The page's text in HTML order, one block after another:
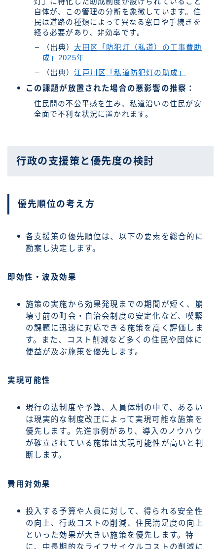
自体が、この管理の分断を象徴しています。住
民は道路の種類によって異なる窓口や手続きを
経る必要があり、非効率です。
（出典） 大田区「防犯灯（私道）の工事費助
成」2025年
（出典）江戸川区「私道防犯灯の助成」
この課題が放置された場合の悪影響の推察：
住民間の不公平感を生み、私道沿いの住民が安
全面で不利な状況に置かれます。
行政の支援策と優先度の検討
優先順位の考え方
各支援策の優先順位は、以下の要素を総合的に
勘案し決定します。
即効性・波及効果
施策の実施から効果発現までの期間が短く、崩
壊寸前の町会・自治会制度の安定化など、喫緊
の課題に迅速に対応できる施策を高く評価しま
す。また、コスト削減など多くの住民や団体に
便益が及ぶ施策を優先します。
実現可能性
現行の法制度や予算、人員体制の中で、あるい
は現実的な制度改正によって実現可能な施策を
優先します。先進事例があり、導入のノウハウ
が確立されている施策は実現可能性が高いと判
断します。
費用対効果
投入する予算や人員に対して、得られる安全性
の向上、行政コストの削減、住民満足度の向上
といった効果が大きい施策を優先します。特
に、中長期的なライフサイクルコストの削減に